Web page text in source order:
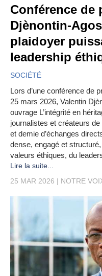
Conférence de
Djènontin-
plaidoyer
leadership
SOCIÉTÉ
Lors d’une conférence de
25 mars 2026, Valentin
ouvrage L’intégrité en
journalistes et créateurs
et demie d’échanges
dense, engagé et
valeurs éthiques, du
Lire la suite...
25 MAR 2026
NOTRE